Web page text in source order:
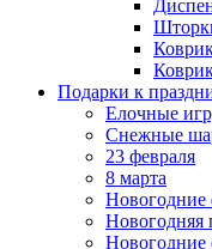
Подарки к
Елочные
Снежные
23 февраля
8 марта
Новогодняя
Новогодние